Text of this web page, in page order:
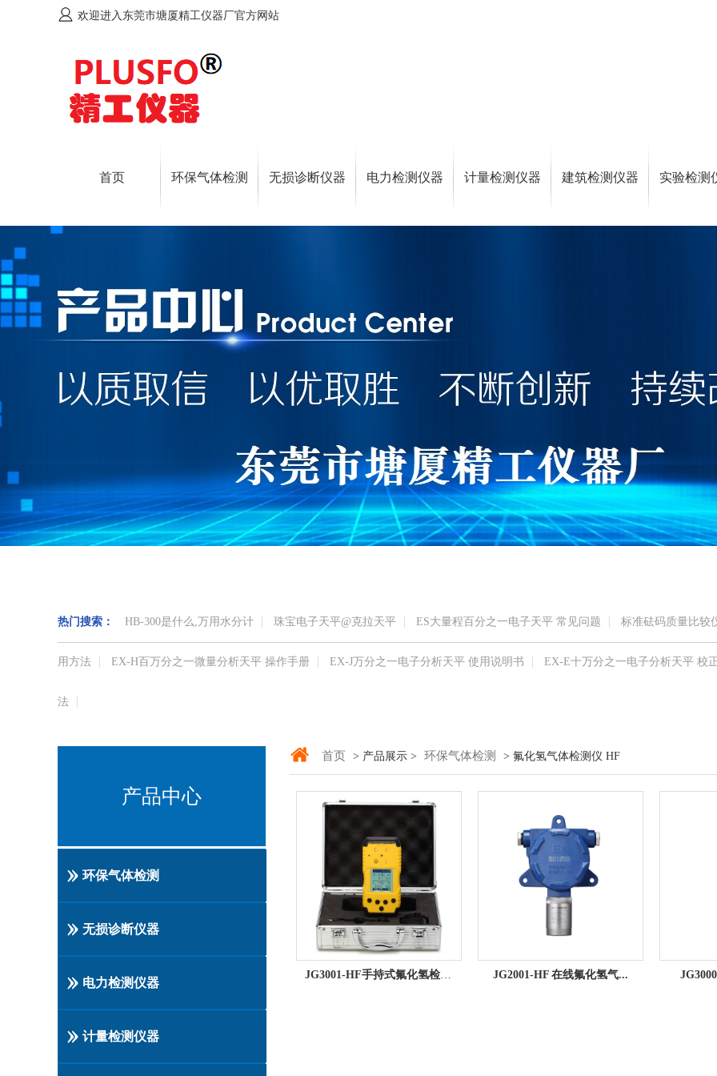
欢迎进入东莞市塘厦精工仪器厂官方网站
首页 环保气体检测 无损诊断仪器 电力检测仪器 计量检测仪器 建筑检测仪器 实验检测
热门搜索： HB-300是什么,万用水分计 珠宝电子天平@克拉天平 ES大量程百分之一电子天平 常见问题 标准砝码质量比较
用方法 EX-H百万分之一微量分析天平 操作手册 EX-J万分之一电子分析天平 使用说明书 EX-E十万分之一电子分析天平 校
法
产品中心
环保气体检测
无损诊断仪器
电力检测仪器
计量检测仪器
首页 > 产品展示 > 环保气体检测 > 氟化氢气体检测仪 HF
JG3001-HF手持式氟化氢检测... ​JG2001-HF 在线氟化氢气...